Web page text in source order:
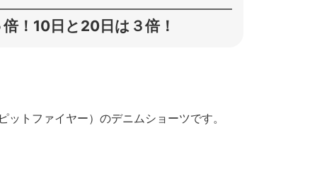
！10日と20日は３倍！
トファイヤー）のデニムショーツです。